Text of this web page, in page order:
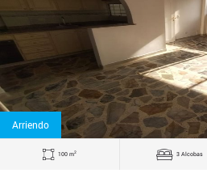
Arriendo
100 m2 3 Alcobas